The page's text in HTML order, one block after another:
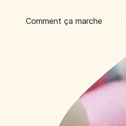
Comment ça marche